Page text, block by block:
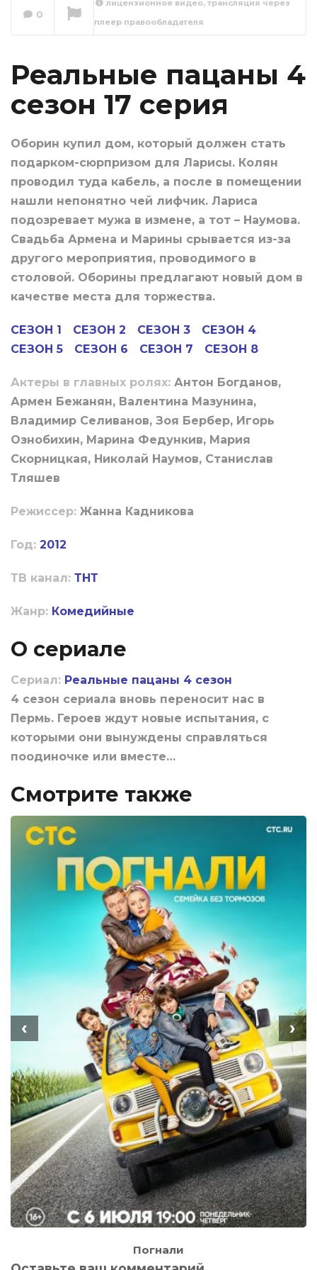
Реальные пацаны
0
лицензионное видео, трансляция через
плеер правообладателя
Реальные пацаны 4
сезон 17 серия
Оборин купил дом, который должен стать
подарком-сюрпризом для Ларисы. Колян
проводил туда кабель, а после в помещении
нашли непонятно чей лифчик. Лариса
подозревает мужа в измене, а тот – Наумова.
Свадьба Армена и Марины срывается из-за
другого мероприятия, проводимого в
столовой. Оборины предлагают новый дом в
качестве места для торжества.
СЕЗОН 1 СЕЗОН 2 СЕЗОН 3
СЕЗОН 4
СЕЗОН 5
СЕЗОН 6 СЕЗОН 7 СЕЗОН 8
Актеры в главных ролях: Антон Богданов,
Армен Бежанян, Валентина Мазунина,
Владимир Селиванов, Зоя Бербер, Игорь
Ознобихин, Марина Федункив, Мария
Скорницкая, Николай Наумов, Станислав
Тляшев
Режиссер: Жанна Кадникова
Год: 2012
ТВ канал: ТНТ
Жанр: Комедийные
О сериале
Сериал: Реальные пацаны 4 сезон
4 сезон сериала вновь переносит нас в
Пермь. Героев ждут новые испытания, с
которыми они вынуждены справляться
поодиночке или вместе…
Смотрите также
Погнали
‹ ›